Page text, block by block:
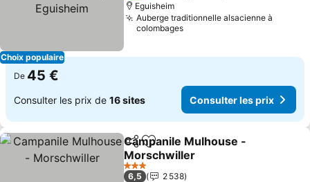
Choix populaire
Eguisheim
Auberge traditionnelle alsacienne à
colombages
De 45 €
Consulter les prix de 16 sites Consulter les prix
PartagerAjouter à mes favoris
Campanile Mulhouse -
Morschwiller
Consulter les prix
3 Étoiles
6,5
2 538